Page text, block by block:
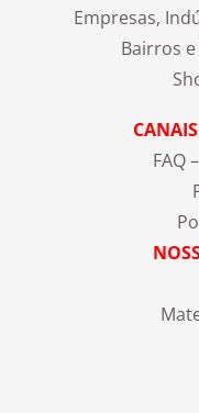
Empresas,
Bairros
FAQ